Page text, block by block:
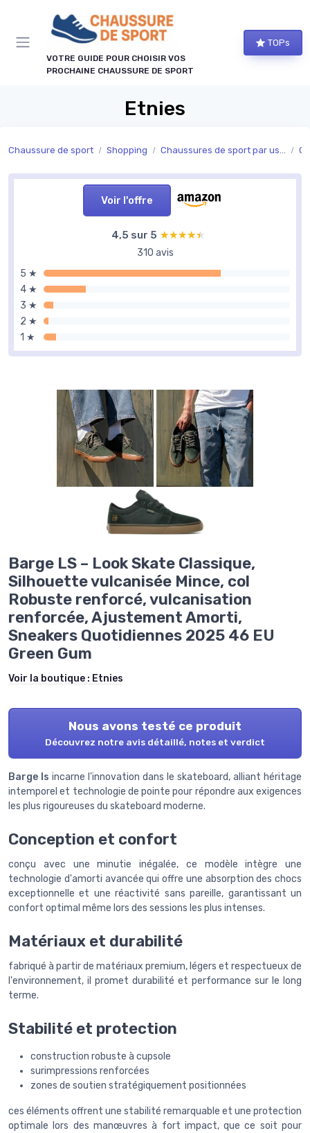
VOTRE GUIDE POUR CHOISIR VOS
PROCHAINE CHAUSSURE DE SPORT
TOPs
Etnies
Chaussure de sport Shopping Chaussures de sport par usage
Voir l'offre
4,5 sur 5 ★★★★★
★★★★★
310 avis
5 ★
4 ★
3 ★
2 ★
1 ★
Barge LS – Look Skate Classique,
Silhouette vulcanisée Mince, col
Robuste renforcé, vulcanisation
renforcée, Ajustement Amorti,
Sneakers Quotidiennes 2025 46 EU
Green Gum
Voir la boutique : Etnies
Nous avons testé ce produit
Découvrez notre avis détaillé, notes et verdict
Barge ls incarne l'innovation dans le skateboard, alliant héritage
intemporel et technologie de pointe pour répondre aux exigences
les plus rigoureuses du skateboard moderne.
Conception et confort
conçu avec une minutie inégalée, ce modèle intègre une
technologie d'amorti avancée qui offre une absorption des chocs
exceptionnelle et une réactivité sans pareille, garantissant un
confort optimal même lors des sessions les plus intenses.
Matériaux et durabilité
fabriqué à partir de matériaux premium, légers et respectueux de
l'environnement, il promet durabilité et performance sur le long
terme.
Stabilité et protection
construction robuste à cupsole
surimpressions renforcées
zones de soutien stratégiquement positionnées
ces éléments offrent une stabilité remarquable et une protection
optimale lors des manœuvres à fort impact, que ce soit pour